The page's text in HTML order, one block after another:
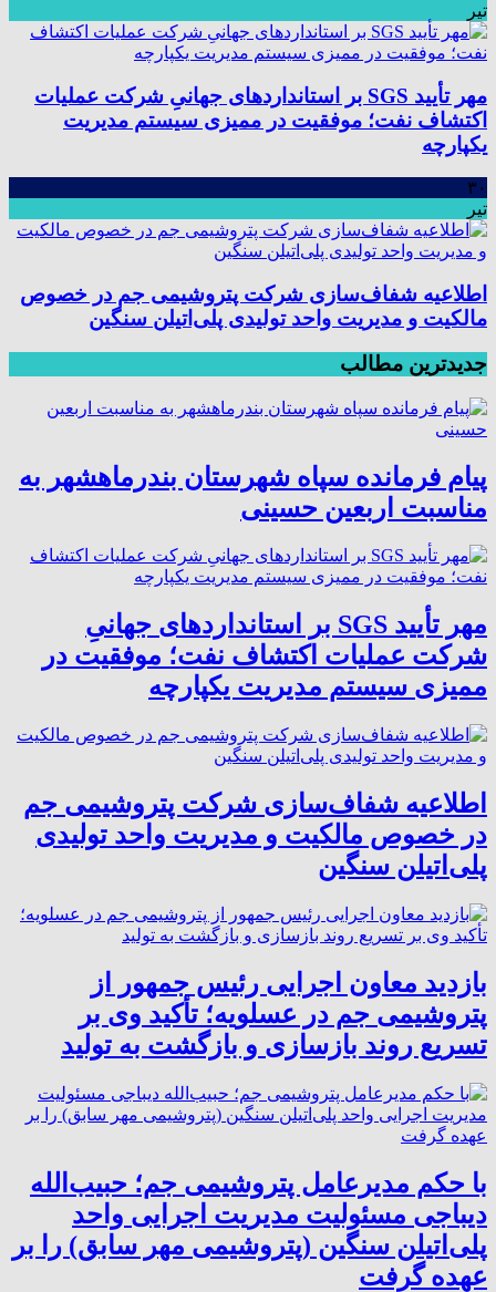
تیر
مهر تأیید SGS بر استانداردهای جهانیِ شرکت عملیات
اکتشاف نفت؛ موفقیت در ممیزی سیستم مدیریت
یکپارچه
۳۰
تیر
اطلاعیه شفاف‌سازی شرکت پتروشیمی جم در خصوص
مالکیت و مدیریت واحد تولیدی پلی‌اتیلن سنگین
جدیدترین مطالب
پیام فرمانده سپاه شهرستان بندرماهشهر به
مناسبت اربعین حسینی
مهر تأیید SGS بر استانداردهای جهانیِ
شرکت عملیات اکتشاف نفت؛ موفقیت در
ممیزی سیستم مدیریت یکپارچه
اطلاعیه شفاف‌سازی شرکت پتروشیمی جم
در خصوص مالکیت و مدیریت واحد تولیدی
پلی‌اتیلن سنگین
بازدید معاون اجرایی رئیس جمهور از
پتروشیمی جم در عسلویه؛ تأکید وی بر
تسریع روند بازسازی و بازگشت به تولید
با حکم مدیرعامل پتروشیمی جم؛ حبیب‌الله
دیباجی مسئولیت مدیریت اجرایی واحد
پلی‌اتیلن سنگین (پتروشیمی مهر سابق) را بر
عهده گرفت